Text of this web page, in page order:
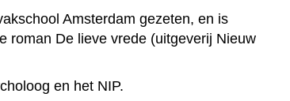
Amsterdam gezeten, en is
roman De lieve vrede (uitgeverij Nieuw
en het NIP.